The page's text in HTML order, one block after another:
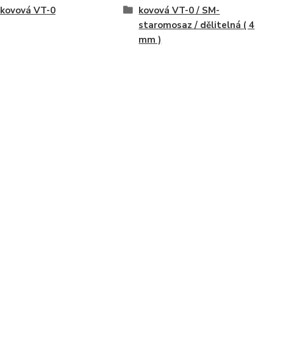
kovová VT-0
kovová VT-0 / SM-
staromosaz / dělitelná ( 4
mm )